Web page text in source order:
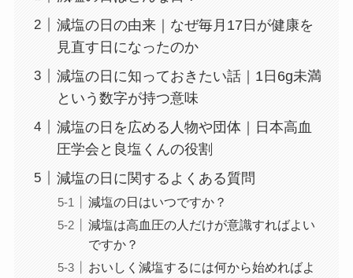
減塩の日の由来｜なぜ毎月17日が健康を
見直す日になったのか
減塩の日に知っておきたい話｜1日6g未満
という数字が持つ意味
減塩の日を広める人物や団体｜日本高血
圧学会と良塩くんの役割
減塩の日に関するよくある質問
減塩の日はいつですか？
減塩は高血圧の人だけが意識すればよい
ですか？
おいしく減塩するには何から始めればよ